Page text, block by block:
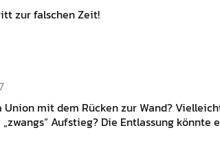
zur falschen Zeit!
Union mit dem Rücken zur Wand?
Aufstieg? Die Entlassung könnte